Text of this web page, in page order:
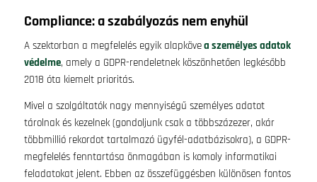
Compliance: a szabályozás nem enyhül
A szektorban a megfelelés egyik alapkövea személyes adatok
védelme, amely a GDPR-rendeletnek köszönhetően legkésőbb
2018 óta kiemelt prioritás.
Mivel a szolgáltatók nagy mennyiségű személyes adatot
tárolnak és kezelnek (gondoljunk csak a többszázezer, akár
többmillió rekordot tartalmazó ügyfél-adatbázisokra), a GDPR-
megfelelés fenntartása önmagában is komoly informatikai
feladatokat jelent. Ebben az összefüggésben különösen fontos